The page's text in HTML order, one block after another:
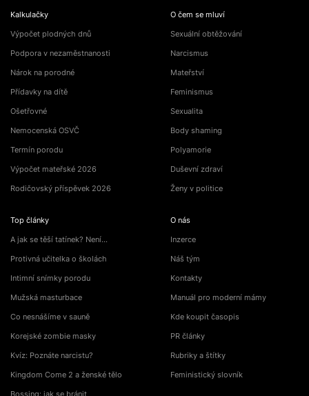
Kalkulačky
Výpočet plodných dnů
Podpora v nezaměstnanosti
Nárok na porodné
Přídavky na dítě
Ošetřovné
Nemocenská OSVČ
Termín porodu
Výpočet mateřské 2026
Rodičovský příspěvek 2026
Top články
A jak se těší tatínek? Není…
Protivná učitelka o školách
Intimní snímky porodu
Mužská masturbace
Co nesnášíme v sauně
Korejské zombie masky
Kvíz: Poznáte narcistu?
Kingdom Come 2 a ženské tělo
O čem se mluví
Sexuální obtěžování
Narcismus
Mateřství
Feminismus
Sexualita
Body shaming
Polyamorie
Duševní zdraví
Ženy v politice
O nás
Inzerce
Náš tým
Kontakty
Manuál pro moderní mámy
Kde koupit časopis
PR články
Rubriky a štítky
Feministický slovník